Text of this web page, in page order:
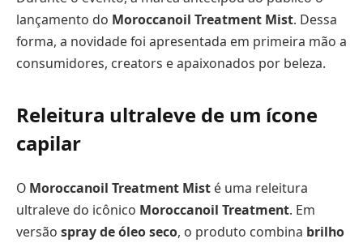
lançamento do Moroccanoil Treatment Mist. Dessa
forma, a novidade foi apresentada em primeira mão a
consumidores, creators e apaixonados por beleza.
Releitura ultraleve de um ícone
capilar
O Moroccanoil Treatment Mist é uma releitura
ultraleve do icônico Moroccanoil Treatment. Em
versão spray de óleo seco, o produto combina brilho